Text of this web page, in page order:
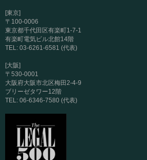
[東京]
〒100-0006
東京都千代田区有楽町1-7-1
有楽町電気ビル北館14階
TEL: 03-6261-6581 (代表)
[大阪]
〒530-0001
大阪府大阪市北区梅田2-4-9
ブリーゼタワー12階
TEL: 06-6346-7580 (代表)